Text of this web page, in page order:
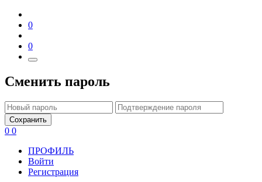
0
0
Сменить пароль
Сохранить
0 0
ПРОФИЛЬ
Войти
Регистрация